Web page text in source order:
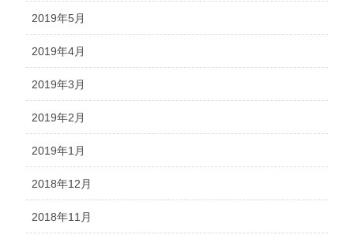
2019年5月
2019年4月
2019年3月
2019年2月
2019年1月
2018年12月
2018年11月